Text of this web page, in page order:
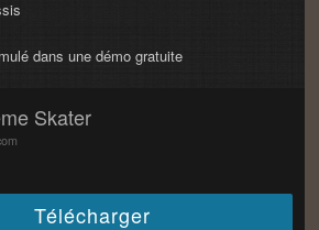
dans une démo gratuite
Skater
Télécharger